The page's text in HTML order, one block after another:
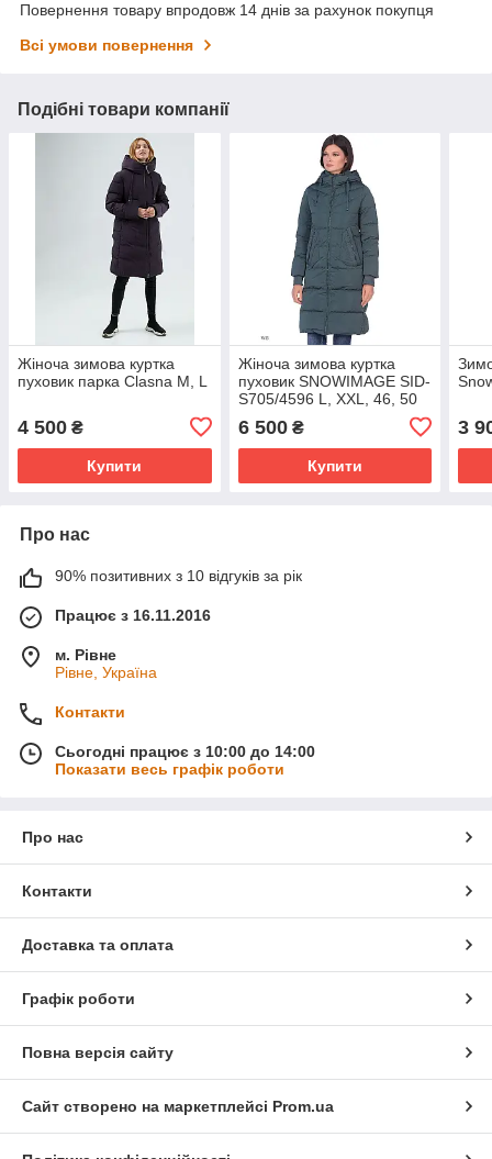
Повернення товару впродовж 14 днів за рахунок покупця
Всі умови повернення
Подібні товари компанії
Жіноча зимова куртка
пуховик парка Clasna M, L
4 500 ₴
Купити
Жіноча зимова куртка
пуховик SNOWIMAGE SID-
S705/4596 L, XXL, 46, 50
6 500₴
Купити
3
Про нас
90% позитивних з 10 відгуків за рік
Працює з 16.11.2016
м. Рівне
Рівне, Україна
Контакти
Сьогодні працює з 10:00 до 14:00
Показати весь графік роботи
Про нас
Контакти
Доставка та оплата
Графік роботи
Повна версія сайту
Сайт створено на маркетплейсі Prom.ua